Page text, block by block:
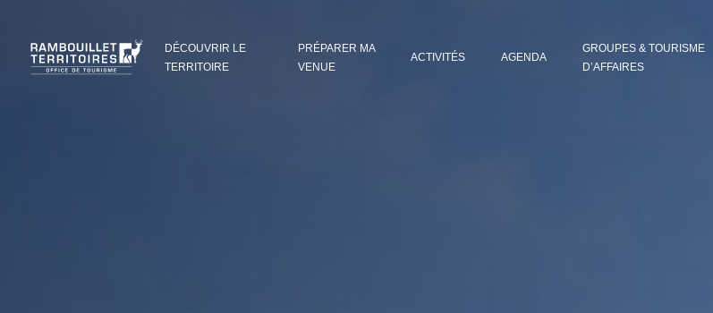
DÉCOUVRIR LE
TERRITOIRE
PRÉPARER MA
VENUE
ACTIVITÉS AGENDA
GROUPES & TOURISME
D’AFFAIRES